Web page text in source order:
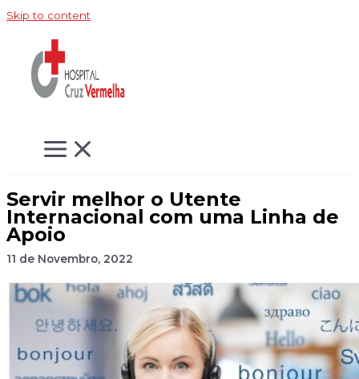
Skip to content
Servir melhor o Utente
Internacional com uma Linha de
Apoio
11 de Novembro, 2022